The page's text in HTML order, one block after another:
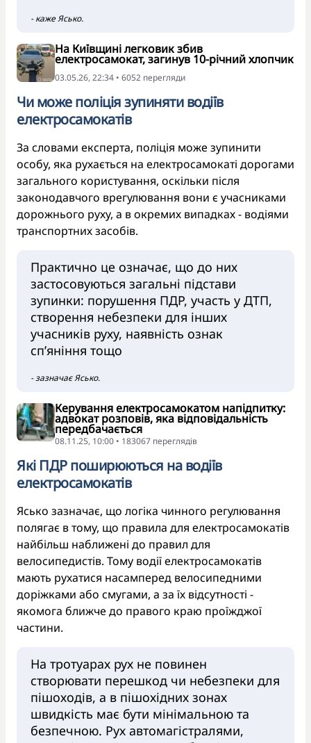
- каже Ясько.
На Київщині легковик збив
електросамокат, загинув 10-річний хлопчик
03.05.26, 22:34 • 6052 перегляди
Чи може поліція зупиняти водіїв
електросамокатів
За словами експерта, поліція може зупинити
особу, яка рухається на електросамокаті дорогами
загального користування, оскільки після
законодавчого врегулювання вони є учасниками
дорожнього руху, а в окремих випадках - водіями
транспортних засобів.
Практично це означає, що до них
застосовуються загальні підстави
зупинки: порушення ПДР, участь у ДТП,
створення небезпеки для інших
учасників руху, наявність ознак
сп’яніння тощо
- зазначає Ясько.
Керування електросамокатом напідпитку:
адвокат розповів, яка відповідальність
передбачається
08.11.25, 10:00 • 183067 переглядiв
Які ПДР поширюються на водіїв
електросамокатів
Ясько зазначає, що логіка чинного регулювання
полягає в тому, що правила для електросамокатів
найбільш наближені до правил для
велосипедистів. Тому водії електросамокатів
мають рухатися насамперед велосипедними
доріжками або смугами, а за їх відсутності -
якомога ближче до правого краю проїжджої
частини.
На тротуарах рух не повинен
створювати перешкод чи небезпеки для
пішоходів, а в пішохідних зонах
швидкість має бути мінімальною та
безпечною. Рух автомагістралями,